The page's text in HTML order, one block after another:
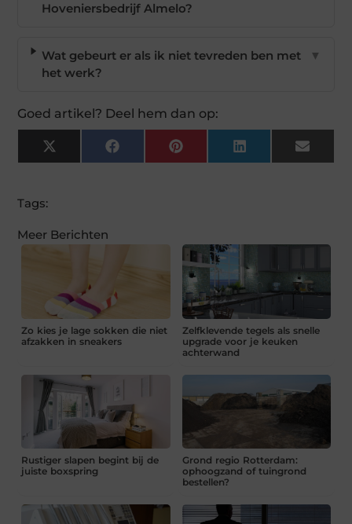
Hoveniersbedrijf Almelo?
Wat gebeurt er als ik niet tevreden ben met
het werk?
▼
Goed artikel? Deel hem dan op:
X
(Twitter)
FacebookPinterest LinkedIn Email
Tags:
Meer Berichten
Zo kies je lage sokken die niet
afzakken in sneakers
Zelfklevende tegels als snelle
upgrade voor je keuken
achterwand
Rustiger slapen begint bij de
juiste boxspring
Grond regio Rotterdam:
ophoogzand of tuingrond
bestellen?